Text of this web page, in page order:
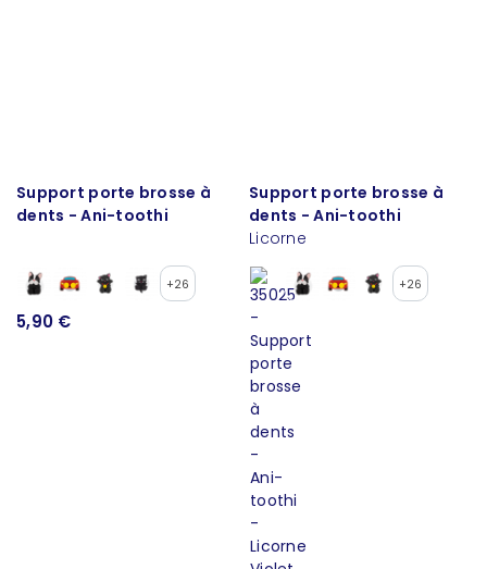
Support porte brosse à
dents - Ani-toothi
+26
5,90 €
Support porte brosse à
dents - Ani-toothi
Licorne
+26